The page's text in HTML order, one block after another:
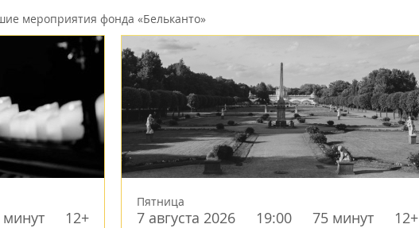
мероприятия фонда «Бельканто»
минут 12+
Пятница
7 августа 2026 19:00 75 минут 12+